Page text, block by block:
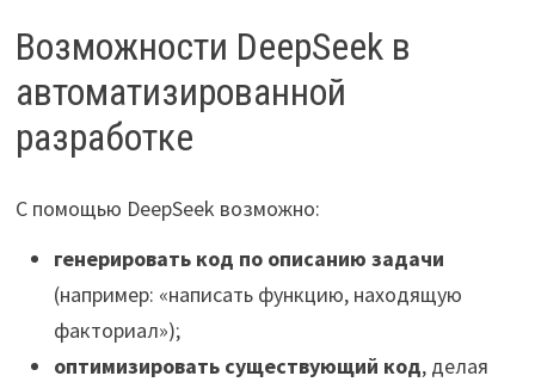
Возможности DeepSeek в
автоматизированной
разработке
С помощью DeepSeek возможно:
генерировать код по описанию задачи
(например: «написать функцию, находящую
факториал»);
оптимизировать существующий код, делая